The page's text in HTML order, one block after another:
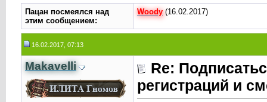
Пацан посмеялся над
этим сообщением:
Woody(16.02.2017)
16.02.2017, 07:13
Makavelli
Re:
регистраций и